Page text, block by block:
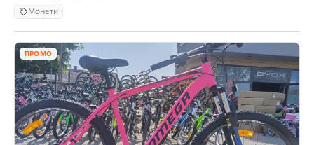
Монети
ПРОМО